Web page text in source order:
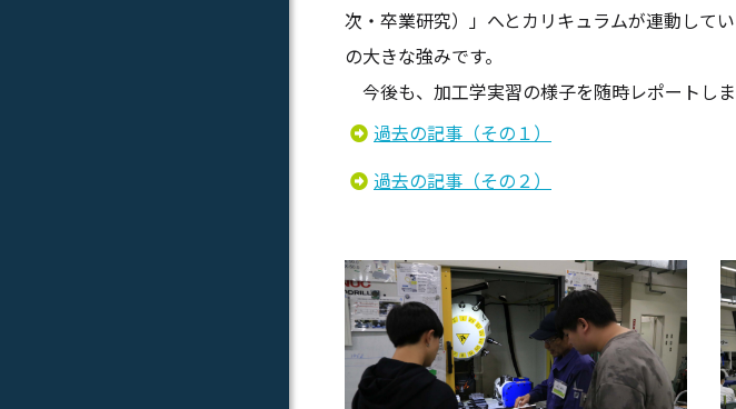
次・卒業研究）」へとカリキュラムが連動して
の大きな強みです。
今後も、加工学実習の様子を随時レポートしま
過去の記事（その１）
過去の記事（その２）